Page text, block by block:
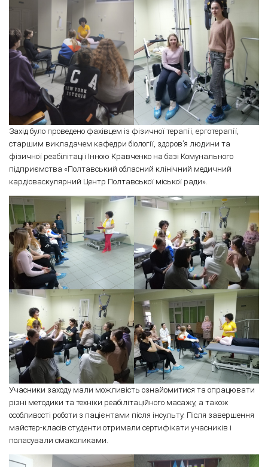
Захід було проведено фахівцем із фізичної терапії, ерготерапії,
старшим викладачем кафедри біології, здоров’я людини та
фізичної реабілітації Інною Кравченко на базі Комунального
підприємства «Полтавський обласний клінічний медичний
кардіоваскулярний Центр Полтавської міської ради».
Учасники заходу мали можливість ознайомитися та опрацювати
різні методики та техніки реабілітаційного масажу, а також
особливості роботи з пацієнтами після інсульту. Після завершення
майстер-класів студенти отримали сертифікати учасників і
поласували смаколиками.